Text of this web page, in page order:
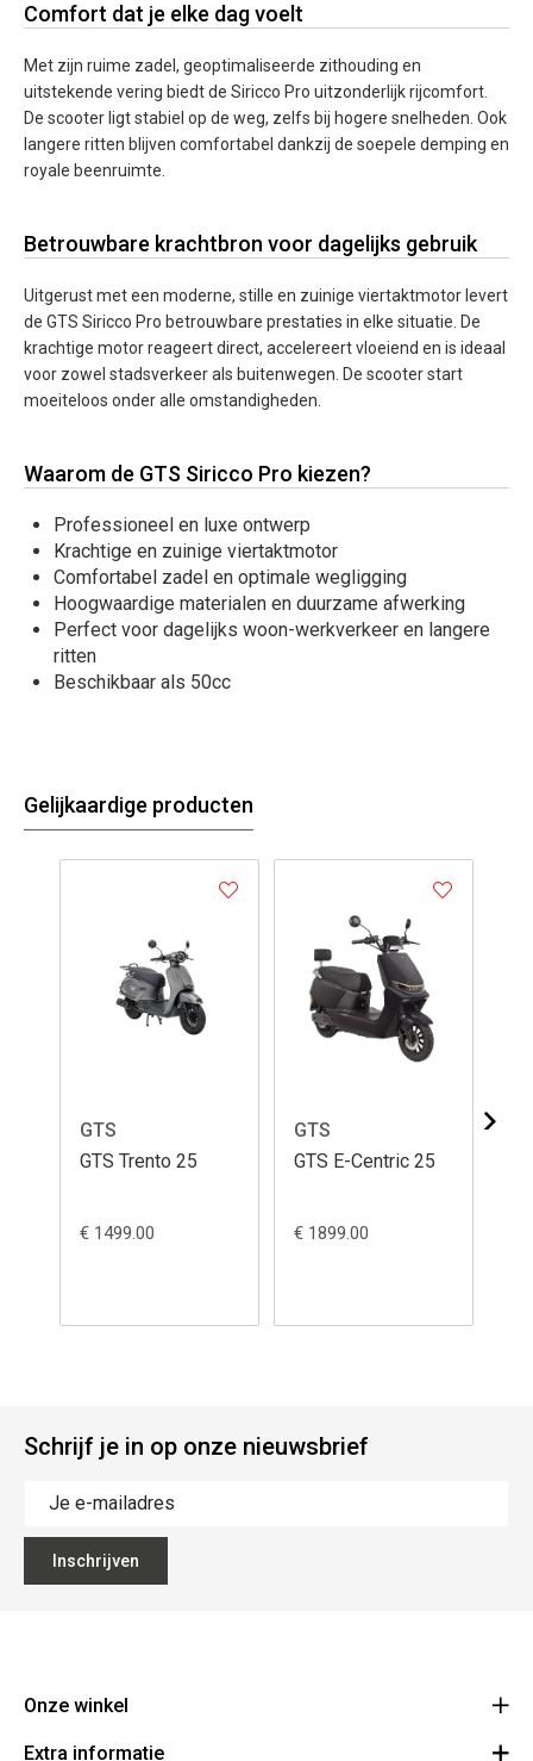
Comfort dat je elke dag voelt
Met zijn ruime zadel, geoptimaliseerde zithouding en
uitstekende vering biedt de Siricco Pro uitzonderlijk rijcomfort.
De scooter ligt stabiel op de weg, zelfs bij hogere snelheden. Ook
langere ritten blijven comfortabel dankzij de soepele demping en
royale beenruimte.
Betrouwbare krachtbron voor dagelijks gebruik
Uitgerust met een moderne, stille en zuinige viertaktmotor levert
de GTS Siricco Pro betrouwbare prestaties in elke situatie. De
krachtige motor reageert direct, accelereert vloeiend en is ideaal
voor zowel stadsverkeer als buitenwegen. De scooter start
moeiteloos onder alle omstandigheden.
Waarom de GTS Siricco Pro kiezen?
Professioneel en luxe ontwerp
Krachtige en zuinige viertaktmotor
Comfortabel zadel en optimale wegligging
Hoogwaardige materialen en duurzame afwerking
Perfect voor dagelijks woon-werkverkeer en langere
ritten
Beschikbaar als 50cc
Gelijkaardige producten
GTS
GTS Trento 25
€ 1499.00
GTS
GTS E-Centric 25
€ 1899.00
Schrijf je in op onze nieuwsbrief
Inschrijven
Onze winkel
Lippenslaan 12
Extra informatie